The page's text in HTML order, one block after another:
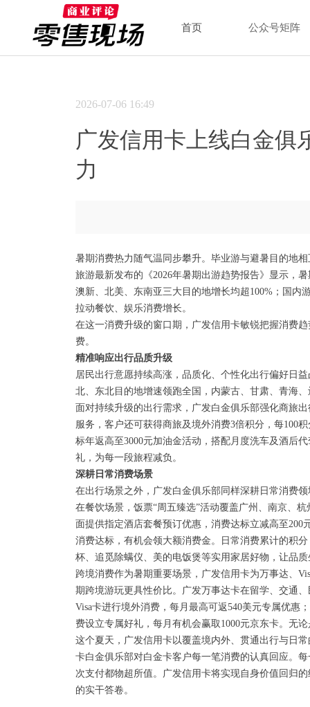
公众号矩阵
首页
广发信用卡上线白金俱
力
暑期消费热力随气温同步攀升。毕业游与避暑目的地
旅游最新发布的《2026年暑期出游趋势报告》显示，
澳新、北美、东南亚三大目的地增长均超100%；国内
拉动餐饮、娱乐消费增长。
在这一消费升级的窗口期，广发信用卡敏锐把握消费
费。
精准响应出行品质升级
居民出行意愿持续高涨，品质化、个性化出行偏好日
北、东北目的地增速领跑全国，内蒙古、甘肃、青海
面对持续升级的出行需求，广发白金俱乐部强化商旅
服务，客户还可获得商旅及境外消费3倍积分，每100
标年返高至3000元加油金活动，搭配月度洗车及酒后
礼，为每一段旅程减负。
深耕日常消费场景
在出行场景之外，广发白金俱乐部同样深耕日常消费
在餐饮场景，饭票“周五臻选”活动覆盖广州、南京、
面提供指定酒店套餐预订优惠，消费达标立减高至
消费达标，有机会领大额消费金。日常消费累计的积
杯、追觅除螨仪、美的电饭煲等实用家居好物，让品
跨境消费作为暑期重要场景，广发信用卡为万事达、
期跨境游玩更具性价比。广发万事达卡在留学、交通
Visa卡进行境外消费，每月最高可返540美元专属优惠
费设立专属好礼，每月有机会赢取1000元京东卡。无
这个夏天，广发信用卡以覆盖境内外、贯通出行与日
卡白金俱乐部对白金卡客户每一笔消费的认真回应。
次支付都物超所值。广发信用卡将实现自身价值回归
的实干答卷。
2026-07-06 16:49